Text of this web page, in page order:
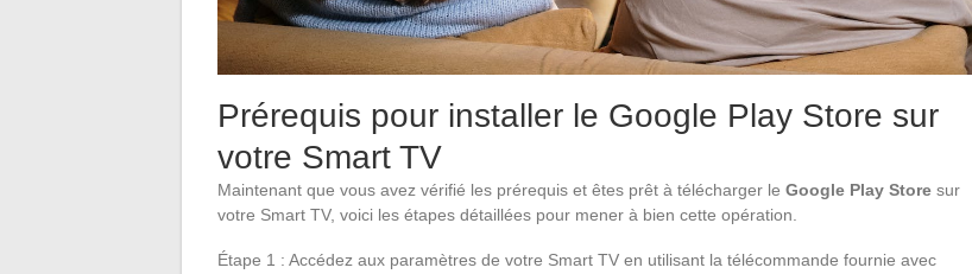
Prérequis pour installer le Google Play Store sur
votre Smart TV
Maintenant que vous avez vérifié les prérequis et êtes prêt à télécharger le Google Play Store sur
votre Smart TV, voici les étapes détaillées pour mener à bien cette opération.
Étape 1 : Accédez aux paramètres de votre Smart TV en utilisant la télécommande fournie avec